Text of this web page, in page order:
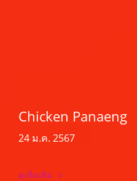
Chicken Panaeng
24 ม.ค. 2567
ดูเพิ่มเติม